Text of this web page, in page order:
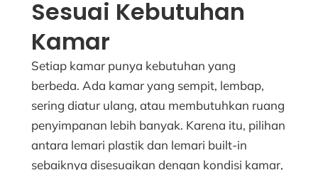
Sesuai Kebutuhan
Kamar
Setiap kamar punya kebutuhan yang
berbeda. Ada kamar yang sempit, lembap,
sering diatur ulang, atau membutuhkan ruang
penyimpanan lebih banyak. Karena itu, pilihan
antara lemari plastik dan lemari built-in
sebaiknya disesuaikan dengan kondisi kamar,